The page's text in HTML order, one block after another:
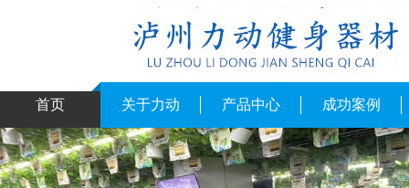
首页 关于力动 产品中心 成功案例